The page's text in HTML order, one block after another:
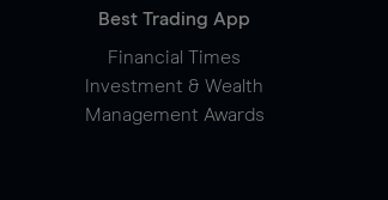
Best Trading App
Financial Times
Investment & Wealth
Management Awards